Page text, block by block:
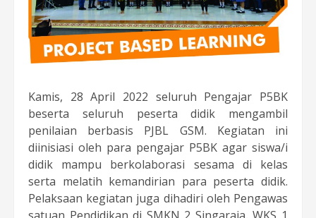
Kamis, 28 April 2022 seluruh Pengajar P5BK
beserta seluruh peserta didik mengambil
penilaian berbasis PJBL GSM. Kegiatan ini
diinisiasi oleh para pengajar P5BK agar siswa/i
didik mampu berkolaborasi sesama di kelas
serta melatih kemandirian para peserta didik.
Pelaksaan kegiatan juga dihadiri oleh Pengawas